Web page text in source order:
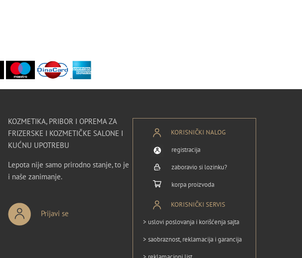
KOZMETIKA, PRIBOR I OPREMA ZA
FRIZERSKE I KOZMETIČKE SALONE I
KUĆNU UPOTREBU
Lepota nije samo prirodno stanje, to je
i naše zanimanje.
Prijavi se
KORISNIČKI NALOG
registracija
zaboravio si lozinku?
korpa proizvoda
KORISNIČKI SERVIS
> uslovi poslovanja i korišćenja sajta
> saobraznost, reklamacija i garancija